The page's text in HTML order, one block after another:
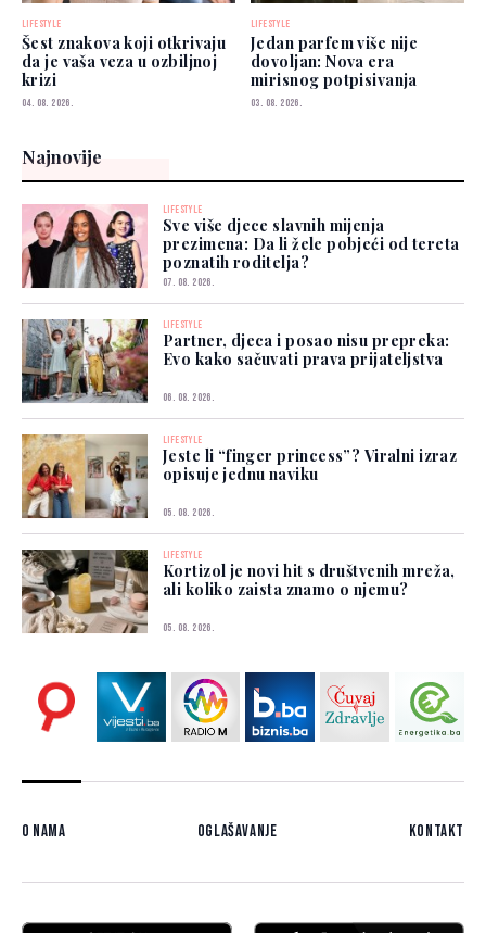
LIFESTYLE
Šest znakova koji otkrivaju
da je vaša veza u ozbiljnoj
krizi
04. 08. 2026.
LIFESTYLE
Jedan parfem više nije
dovoljan: Nova era
mirisnog potpisivanja
03. 08. 2026.
Najnovije
LIFESTYLE
Sve više djece slavnih mijenja
prezimena: Da li žele pobjeći od tereta
poznatih roditelja?
07. 08. 2026.
LIFESTYLE
Partner, djeca i posao nisu prepreka:
Evo kako sačuvati prava prijateljstva
06. 08. 2026.
LIFESTYLE
Jeste li “finger princess”? Viralni izraz
opisuje jednu naviku
05. 08. 2026.
LIFESTYLE
Kortizol je novi hit s društvenih mreža,
ali koliko zaista znamo o njemu?
05. 08. 2026.
O nama Oglašavanje Kontakt